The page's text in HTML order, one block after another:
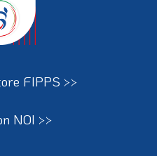
FIPPS >>
NOI >>